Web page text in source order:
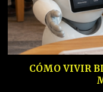
CÓMO VIVIR